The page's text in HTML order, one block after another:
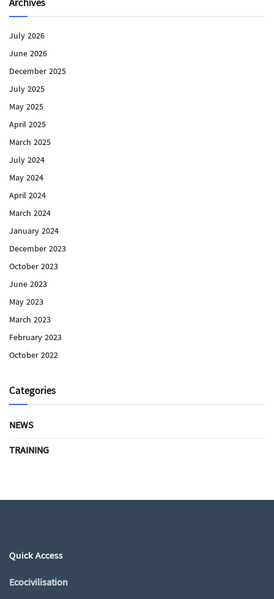
July 2026
June 2026
December 2025
July 2025
May 2025
April 2025
March 2025
July 2024
May 2024
April 2024
March 2024
January 2024
December 2023
October 2023
June 2023
May 2023
March 2023
February 2023
October 2022
Categories
NEWS
TRAINING
Quick Access
Ecocivilisation